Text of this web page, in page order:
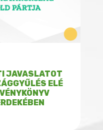
JAVASLATOT
ELÉ